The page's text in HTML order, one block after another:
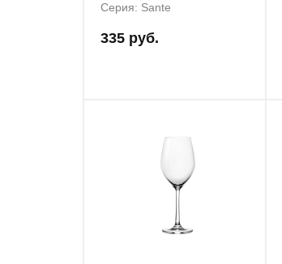
Серия: Sante
335 руб.